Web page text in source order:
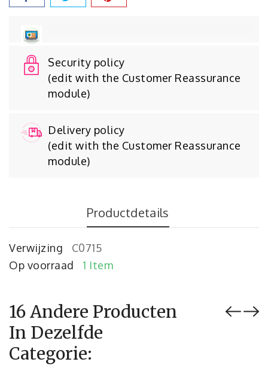
Security policy
(edit with the Customer Reassurance
module)
Delivery policy
(edit with the Customer Reassurance
module)
Productdetails
Verwijzing
C0715
Op voorraad
1 Item
16 Andere Producten
In Dezelfde
Categorie: